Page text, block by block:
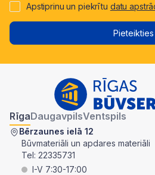
Apstiprinu un piekrītu datu
Pieteikties
RīgaDaugavpilsVentspils
Bērzaunes ielā 12
Būvmateriāli un apdares materiāli
Tel: 22335731
I-V 7:30-17:00